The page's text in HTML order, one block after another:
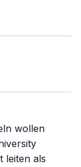
wollen
leiten als